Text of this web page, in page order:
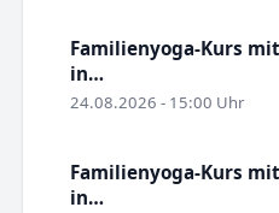
Familienyoga-Kurs
in…
24.08.2026 - 15:00 Uhr
Familienyoga-Kurs
in…